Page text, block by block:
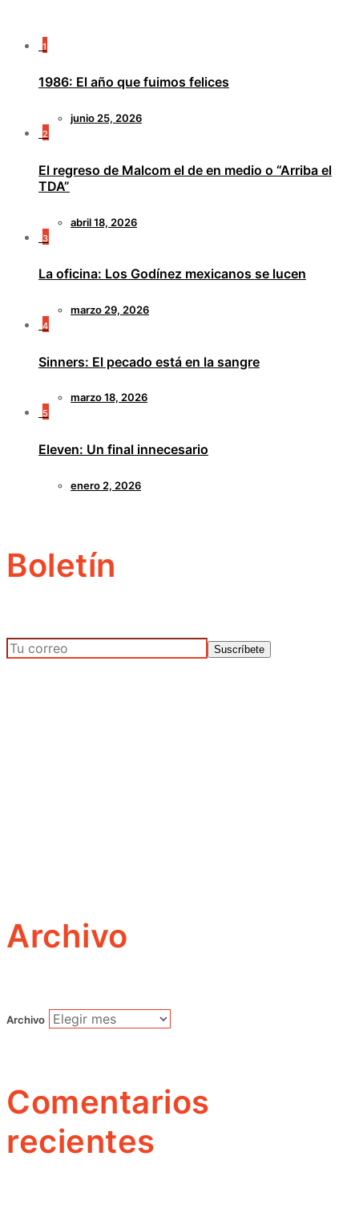
1
1986: El año que fuimos felices
junio 25, 2026
2
El regreso de Malcom el de en medio o “Arriba el
TDA”
abril 18, 2026
3
La oficina: Los Godínez mexicanos se lucen
marzo 29, 2026
4
Sinners: El pecado está en la sangre
marzo 18, 2026
5
Eleven: Un final innecesario
enero 2, 2026
Boletín
Archivo
Archivo
Comentarios
recientes